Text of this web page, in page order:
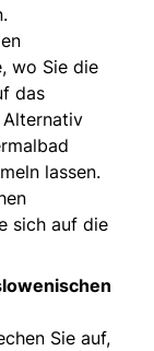
wo Sie die
das
Alternativ
lassen.
sich auf die
Sie auf,